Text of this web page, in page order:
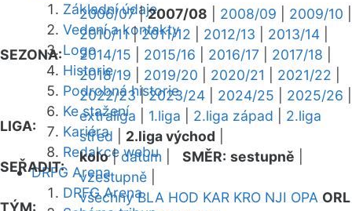
Základní údaje
Vedení a kontakty
Logo
Historie
Podrobná historie
Ke stažení
Kariéra
Redakce webu
DRFG Arena
DRFG Arena
SEZONA:
2006/07|2007/08 2008/09 2009/10
2010/11|2011/12 2012/13 2013/14
2014/15
2015/16 2016/17 2017/18
2018/19
2019/20 2020/21 2021/22
2022/23|2023/24 2024/25 2025/26
LIGA:
extraliga 1.liga 2.liga západ
2.liga
střed
2.liga východ
SEŘADIT:
kolo|datum SMĚR: sestupně
vzestupně
TÝM:
všechny BLA HOD KAR KRO NJI OPA ORL